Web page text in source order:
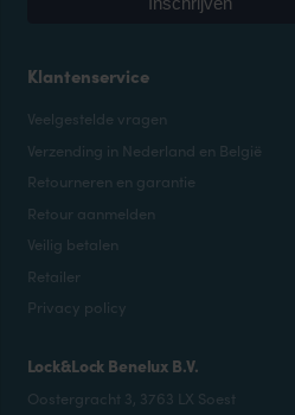
Klantenservice
Veelgestelde vragen
Verzending in Nederland en België
Retourneren en garantie
Retour aanmelden
Veilig betalen
Retailer
Privacy policy
Lock&Lock Benelux B.V.
Oostergracht 3, 3763 LX Soest